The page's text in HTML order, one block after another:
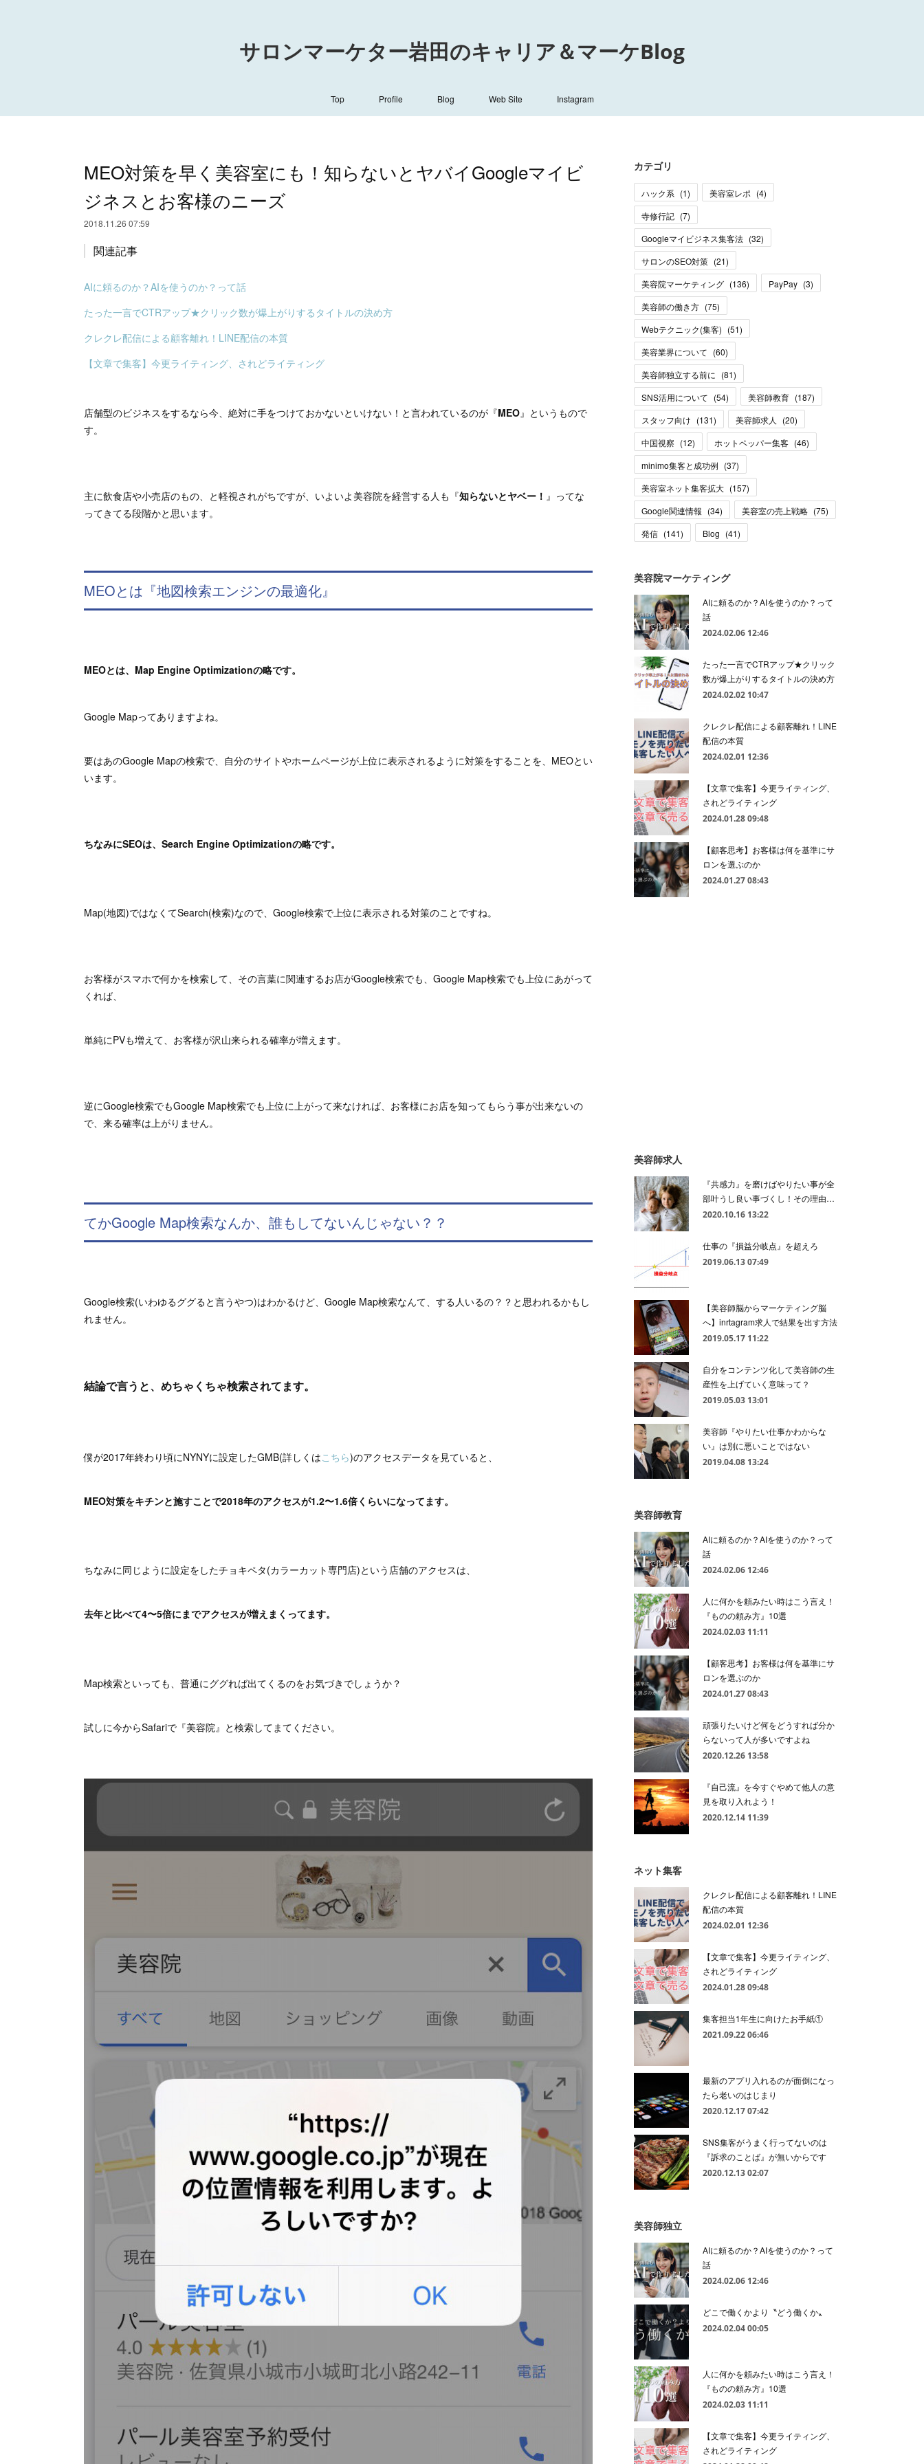
サロンマーケター岩田のキャリア＆マーケBlog
Top Profile Blog Web Site Instagram
MEO対策を早く美容室にも！知らないとヤバイGoogleマイビ
ジネスとお客様のニーズ
2018.11.26 07:59
関連記事
AIに頼るのか？AIを使うのか？って話
たった一言でCTRアップ★クリック数が爆上がりするタイトルの決め方
クレクレ配信による顧客離れ！LINE配信の本質
【文章で集客】今更ライティング、されどライティング
店舗型のビジネスをするなら今、絶対に手をつけておかないといけない！と言われているのが『MEO』というもので
す。
主に飲食店や小売店のもの、と軽視されがちですが、いよいよ美容院を経営する人も『知らないとヤベー！ 』ってな
ってきてる段階かと思います。
MEOとは『地図検索エンジンの最適化』
MEOとは、Map Engine Optimizationの略です。
Google Mapってありますよね。
要はあのGoogle Mapの検索で、自分のサイトやホームページが上位に表示されるように対策をすることを、MEOとい
います。
ちなみにSEOは、Search Engine Optimizationの略です。
Map(地図)ではなくてSearch(検索)なので、Google検索で上位に表示される対策のことですね。
お客様がスマホで何かを検索して、その言葉に関連するお店がGoogle検索でも、Google Map検索でも上位にあがって
くれば、
単純にPVも増えて、お客様が沢山来られる確率が増えます。
逆にGoogle検索でもGoogle Map検索でも上位に上がって来なければ、お客様にお店を知ってもらう事が出来ないの
で、来る確率は上がりません。
てかGoogle Map検索なんか、誰もしてないんじゃない？？
Google検索(いわゆるググると言うやつ)はわかるけど、Google Map検索なんて、する人いるの？？と思われるかもし
れません。
結論で言うと、めちゃくちゃ検索されてます。
僕が2017年終わり頃にNYNYに設定したGMB(詳しくはこちら)のアクセスデータを見ていると、
MEO対策をキチンと施すことで2018年のアクセスが1.2〜1.6倍くらいになってます。
ちなみに同じように設定をしたチョキペタ(カラーカット専門店)という店舗のアクセスは、
去年と比べて4〜5倍にまでアクセスが増えまくってます。
Map検索といっても、普通にググれば出てくるのをお気づきでしょうか？
試しに今からSafariで『美容院』と検索してまてください。
カテゴリ
ハック系 (1) 美容室レポ (4)
寺修行記 (7)
Googleマイビジネス集客法 (32)
サロンのSEO対策 (21)
美容院マーケティング (136) PayPay (3)
美容師の働き方 (75)
Webテクニック(集客) (51)
美容業界について (60)
美容師独立する前に (81)
SNS活用について (54) 美容師教育 (187)
スタッフ向け (131) 美容師求人 (20)
中国視察 (12) ホットペッパー集客 (46)
minimo集客と成功例 (37)
美容室ネット集客拡大 (157)
Google関連情報 (34) 美容室の売上戦略 (75)
発信 (141) Blog (41)
美容院マーケティング
AIに頼るのか？AIを使うのか？って
話
2024.02.06 12:46
たった一言でCTRアップ★クリック
数が爆上がりするタイトルの決め方
2024.02.02 10:47
クレクレ配信による顧客離れ！LINE
配信の本質
2024.02.01 12:36
【文章で集客】今更ライティング、
されどライティング
2024.01.28 09:48
【顧客思考】お客様は何を基準にサ
ロンを選ぶのか
2024.01.27 08:43
美容師求人
『共感力』を磨けばやりたい事が全
部叶うし良い事づくし！その理由…
2020.10.16 13:22
仕事の『損益分岐点』を超えろ
2019.06.13 07:49
【美容師脳からマーケティング脳
へ】inrtagram求人で結果を出す方法
2019.05.17 11:22
自分をコンテンツ化して美容師の生
産性を上げていく意味って？
2019.05.03 13:01
美容師『やりたい仕事かわからな
い』は別に悪いことではない
2019.04.08 13:24
美容師教育
AIに頼るのか？AIを使うのか？って
話
2024.02.06 12:46
人に何かを頼みたい時はこう言え！
『ものの頼み方』10選
2024.02.03 11:11
【顧客思考】お客様は何を基準にサ
ロンを選ぶのか
2024.01.27 08:43
頑張りたいけど何をどうすれば分か
らないって人が多いですよね
2020.12.26 13:58
『自己流』を今すぐやめて他人の意
見を取り入れよう！
2020.12.14 11:39
ネット集客
クレクレ配信による顧客離れ！LINE
配信の本質
2024.02.01 12:36
【文章で集客】今更ライティング、
されどライティング
2024.01.28 09:48
集客担当1年生に向けたお手紙①
2021.09.22 06:46
最新のアプリ入れるのが面倒になっ
たら老いのはじまり
2020.12.17 07:42
SNS集客がうまく行ってないのは
『訴求のことば』が無いからです
2020.12.13 02:07
美容師独立
AIに頼るのか？AIを使うのか？って
話
2024.02.06 12:46
どこで働くかより〝どう働くか〟
2024.02.04 00:05
人に何かを頼みたい時はこう言え！
『ものの頼み方』10選
2024.02.03 11:11
【文章で集客】今更ライティング、
されどライティング